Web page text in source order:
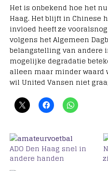
Het is onbekend hoe het
Haag. Het blijft in Chinese
invloed heeft ze
volgens het Algemeen
belangstelling van andere
mogelijke degradatie
alleen maar minder waard
wil United Vansen niet
ADO Den Haag snel in
andere handen